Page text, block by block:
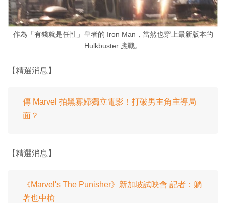
作為「有錢就是任性」皇者的 Iron Man，當然也穿上最新版本的
Hulkbuster 應戰。
【精選消息】
傳 Marvel 拍黑寡婦獨立電影！打破男主角主導局
面？
【精選消息】
《Marvel's The Punisher》新加坡試映會 記者：躺
著也中槍